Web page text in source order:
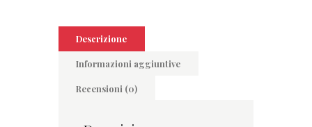
Descrizione
Informazioni aggiuntive
Recensioni (0)